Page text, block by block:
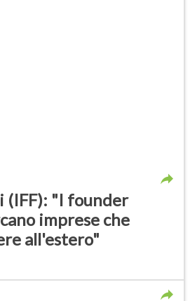
(IFF): "I founder
imprese che
all'estero"